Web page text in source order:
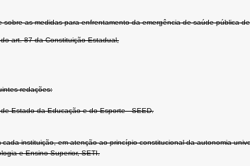
as medidas para enfrentamento da emergência de saúde pública
art. 87 da Constituição Estadual,
redações:
Estado da Educação e do Esporte - SEED.
instituição, em atenção ao princípio constitucional da autonomia
e Ensino Superior, SETI.